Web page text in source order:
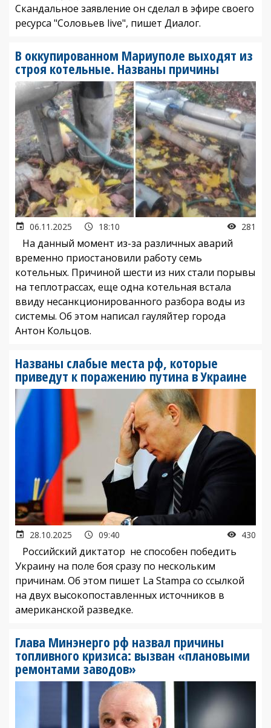
Скандальное заявление он сделал в эфире своего
ресурса "Соловьев live", пишет Диалог.
В оккупированном Мариуполе выходят из
строя котельные. Названы причины
06.11.2025 18:10 281
На данный момент из-за различных аварий
временно приостановили работу семь
котельных. Причиной шести из них стали порывы
на теплотрассах, еще одна котельная встала
ввиду несанкционированного разбора воды из
системы. Об этом написал гауляйтер города
Антон Кольцов.
Названы слабые места рф, которые
приведут к поражению путина в Украине
28.10.2025 09:40 430
Российский диктатор не способен победить
Украину на поле боя сразу по нескольким
причинам. Об этом пишет La Stampa со ссылкой
на двух высокопоставленных источников в
американской разведке.
Глава Минэнерго рф назвал причины
топливного кризиса: вызван «плановыми
ремонтами заводов»